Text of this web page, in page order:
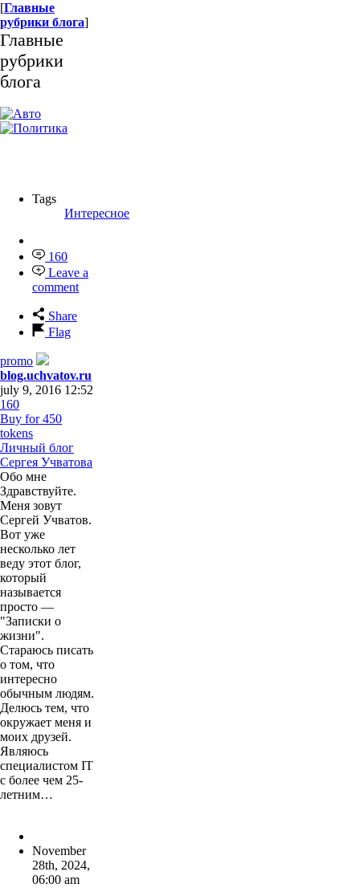
[Главные
рубрики блога]
Главные
рубрики
блога
Tags
Интересное
160
Leave a
comment
Share
Flag
promo
blog.uchvatov.ru
july 9, 2016 12:52
160
Buy for 450
tokens
Личный блог
Сергея Учватова
Обо мне
Здравствуйте.
Меня зовут
Сергей Учватов.
Вот уже
несколько лет
веду этот блог,
который
называется
просто —
"Записки о
жизни".
Стараюсь писать
о том, что
интересно
обычным людям.
Делюсь тем, что
окружает меня и
моих друзей.
Являюсь
специалистом IT
с более чем 25-
летним…
November
28th, 2024,
06:00 am